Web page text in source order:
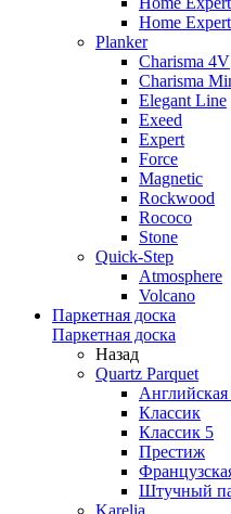
Home
Planker
Charisma 4V
Charisma
Elegant Line
Exeed
Expert
Force
Magnetic
Rockwood
Rococo
Stone
Quick-Step
Atmosphere
Volcano
Паркетная доска
Паркетная доска
Назад
Quartz Parquet
Английская
Классик
Классик 5
Престиж
Штучный
Karelia